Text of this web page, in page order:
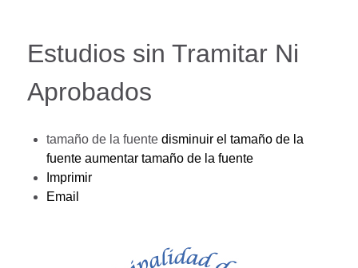
Estudios sin Tramitar Ni
Aprobados
tamaño de la fuente disminuir el tamaño de la
fuente aumentar tamaño de la fuente
Imprimir
Email